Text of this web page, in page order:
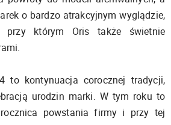
o bardzo atrakcyjnym wyglądzie,
przy którym Oris także świetnie
to kontynuacja corocznej tradycji,
urodzin marki. W tym roku to
powstania firmy i przy tej